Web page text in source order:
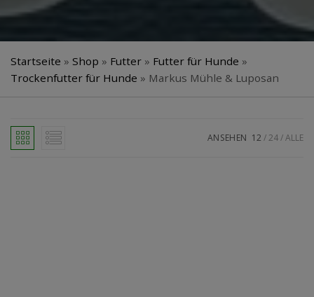
Startseite » Shop » Futter » Futter für Hunde »
Trockenfutter für Hunde » Markus Mühle & Luposan
ANSEHEN 12 24 ALLE